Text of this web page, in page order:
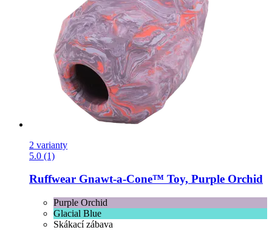
2 varianty
5.0 (1)
Ruffwear Gnawt-​a-​Cone™ Toy, Purple Orchid
Purple Orchid
Glacial Blue
Skákací zábava